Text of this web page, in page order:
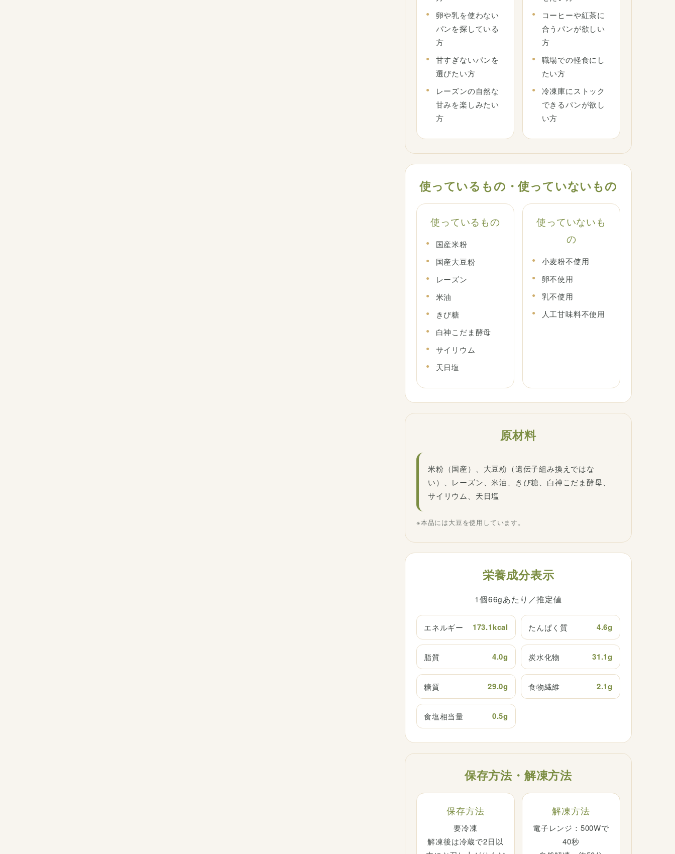
卵や乳を使わない
パンを探している
方
甘すぎないパンを
選びたい方
レーズンの自然な
甘みを楽しみたい
方
コーヒーや紅茶に
合うパンが欲しい
方
職場での軽食にし
たい方
冷凍庫にストック
できるパンが欲し
い方
使っているもの・使っていないもの
使っているもの
国産米粉
国産大豆粉
レーズン
米油
きび糖
白神こだま酵母
サイリウム
天日塩
使っていないも
の
小麦粉不使用
卵不使用
乳不使用
人工甘味料不使用
原材料
米粉（国産）、大豆粉（遺伝子組み換えではな
い）、レーズン、米油、きび糖、白神こだま酵母、
サイリウム、天日塩
※本品には大豆を使用しています。
栄養成分表示
1個66gあたり／推定値
エネルギー 173.1kcal たんぱく質 4.6g
脂質 4.0g 炭水化物 31.1g
糖質 29.0g 食物繊維 2.1g
食塩相当量 0.5g
保存方法・解凍方法
保存方法
要冷凍
解凍後は冷蔵で2日以
解凍方法
電子レンジ：500Wで
40秒